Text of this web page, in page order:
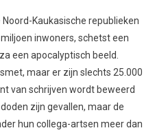
Kaukasische republieken
inwoners, schetst een
een apocalyptisch beeld.
maar er zijn slechts 25.000
van schrijven wordt beweerd
zijn gevallen, maar de
hun collega-artsen meer dan